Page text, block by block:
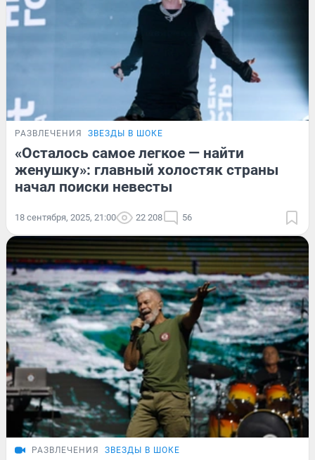
РАЗВЛЕЧЕНИЯ ЗВЕЗДЫ В ШОКЕ
«Осталось самое легкое — найти
женушку»: главный холостяк страны
начал поиски невесты
18 сентября, 2025, 21:00 22 208 56
РАЗВЛЕЧЕНИЯ ЗВЕЗДЫ В ШОКЕ